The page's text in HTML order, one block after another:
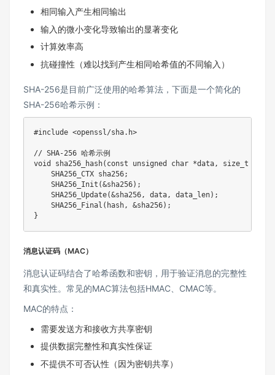
相同输入产生相同输出
输入的微小变化导致输出的显著变化
计算效率高
抗碰撞性（难以找到产生相同哈希值的不同输入）
SHA-256是目前广泛使用的哈希算法，下面是一个简化的
SHA-256哈希示例：
#include <openssl/sha.h>
// SHA-256 哈希示例
void
sha256_hash( const unsigned char *data , size_t
    SHA256_CTX sha256
;
SHA256_Init (&sha256) ;
SHA256_Update(&sha256 , data , data_len) ;
SHA256_Final ( hash , &sha256) ;
}
消息认证码（MAC）
消息认证码结合了哈希函数和密钥，用于验证消息的完整性
和真实性。常见的MAC算法包括HMAC、CMAC等。
MAC的特点：
需要发送方和接收方共享密钥
提供数据完整性和真实性保证
不提供不可否认性（因为密钥共享）